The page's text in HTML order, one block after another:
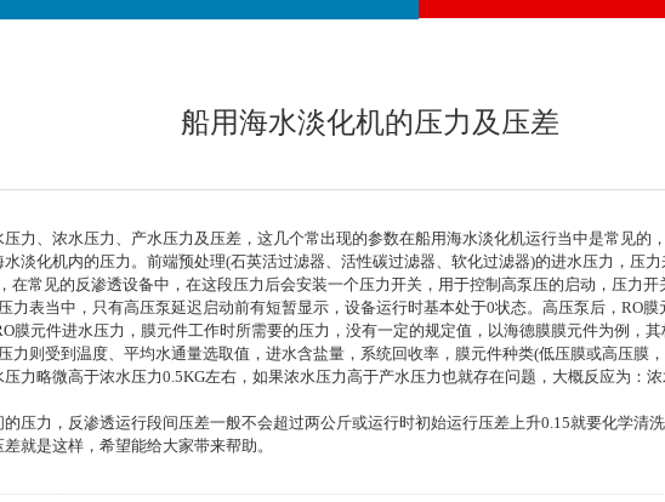
船用海水淡化机的压力及压差
力、浓水压力、产水压力及压差，这几个常出现的参数在船用海水淡化机运行当中是常见的
淡化机内的压力。前端预处理(石英活过滤器、活性碳过滤器、软化过滤器)的进水压力，压
在常见的反渗透设备中，在这段压力后会安装一个压力开关，用于控制高泵压的启动，压力
表当中，只有高压泵延迟启动前有短暂显示，设备运行时基本处于0状态。高压泵后，RO膜
膜元件进水压力，膜元件工作时所需要的压力，没有一定的规定值，以海德膜膜元件为例，
则受到温度、平均水通量选取值，进水含盐量，系统回收率，膜元件种类(低压膜或高压膜，
力略微高于浓水压力0.5KG左右，如果浓水压力高于产水压力也就存在问题，大概反应为：
压力，反渗透运行段间压差一般不会超过两公斤或运行时初始运行压差上升0.15就要化学清洗
就是这样，希望能给大家带来帮助。